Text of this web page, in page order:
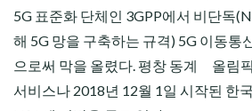
5G 표준화 단체인 3GPP에서 비단독
해 5G 망을 구축하는 규격) 5G 이동통
으로써 막을 올렸다. 평창 동계 올림
서비스나 2018년 12월 1일 시작된 한